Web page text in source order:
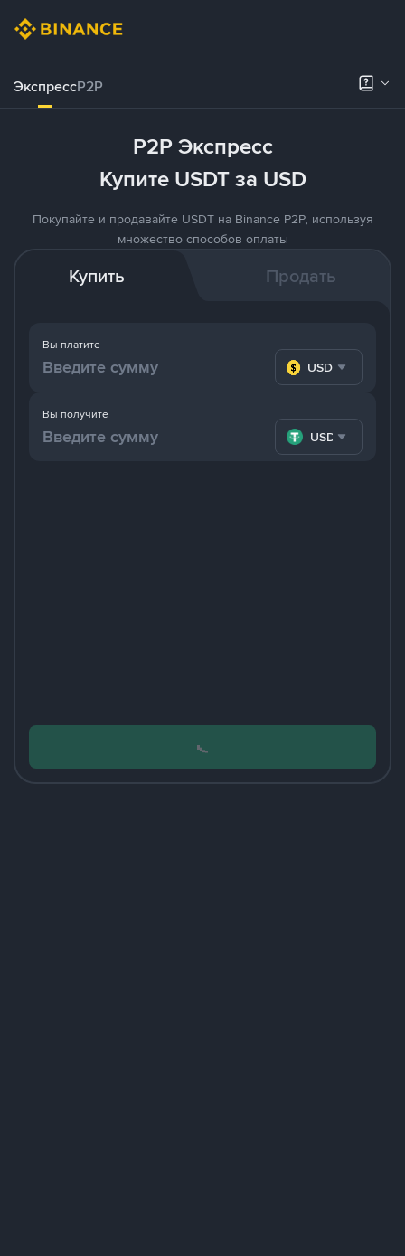
ЭкспрессP2P
P2P Экспресс
Купите USDT за USD
Покупайте и продавайте USDT на Binance P2P, используя
множество способов оплаты
Купить Продать
Вы платите
USD
Вы получите
USDT